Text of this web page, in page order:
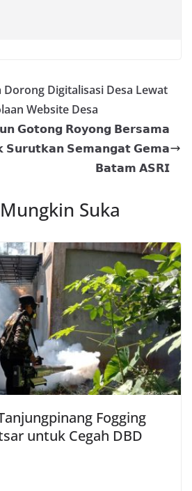
Digitalisasi Desa Lewat
Website Desa
𝗚𝗼𝘁𝗼𝗻𝗴 𝗥𝗼𝘆𝗼𝗻𝗴 𝗕𝗲𝗿𝘀𝗮𝗺𝗮
𝗦𝘂𝗿𝘂𝘁𝗸𝗮𝗻 𝗦𝗲𝗺𝗮𝗻𝗴𝗮𝘁 𝗚𝗲𝗺𝗮
𝗕𝗮𝘁𝗮𝗺 𝗔𝗦𝗥𝗜
Suka
Fogging
untuk Cegah DBD